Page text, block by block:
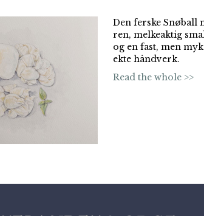
Den ferske Snøball
ren, melkeaktig
og en fast, men
ekte håndverk.
Read the whole >>